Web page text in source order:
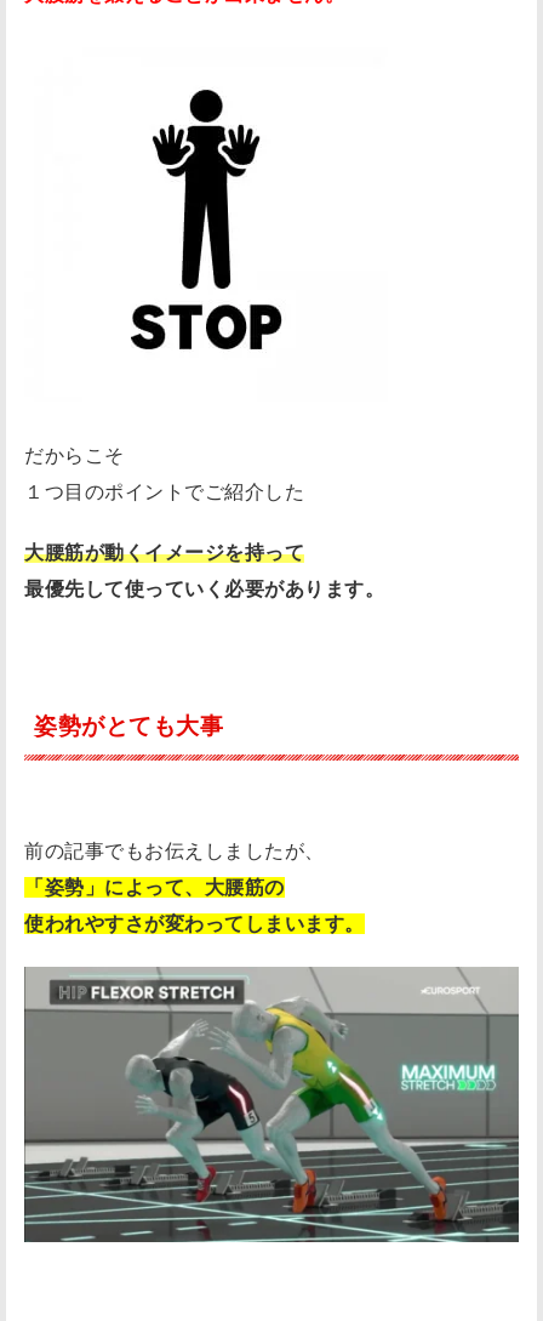
だからこそ
１つ目のポイントでご紹介した
大腰筋が動くイメージを持って
最優先して使っていく必要があります。
姿勢がとても大事
前の記事でもお伝えしましたが、
「姿勢」によって、大腰筋の
使われやすさが変わってしまいます。